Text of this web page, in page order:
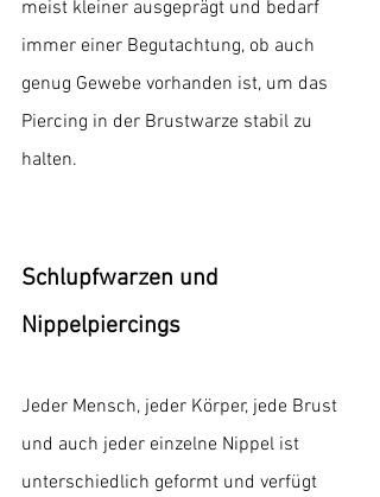
meist kleiner ausgeprägt und bedarf
immer einer Begutachtung, ob auch
genug Gewebe vorhanden ist, um das
Piercing in der Brustwarze stabil zu
halten.
Schlupfwarzen und
Nippelpiercings
Jeder Mensch, jeder Körper, jede Brust
und auch jeder einzelne Nippel ist
unterschiedlich geformt und verfügt